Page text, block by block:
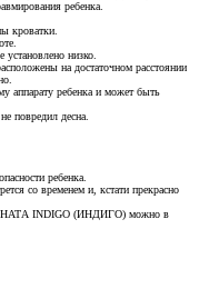
ребенка.
кроватки.
низко.
на достаточном расстоянии
аппарату ребенка и может быть
повредил десна.
ребенка.
со временем и, кстати прекрасно
СОНАТА INDIGO (ИНДИГО) можно в